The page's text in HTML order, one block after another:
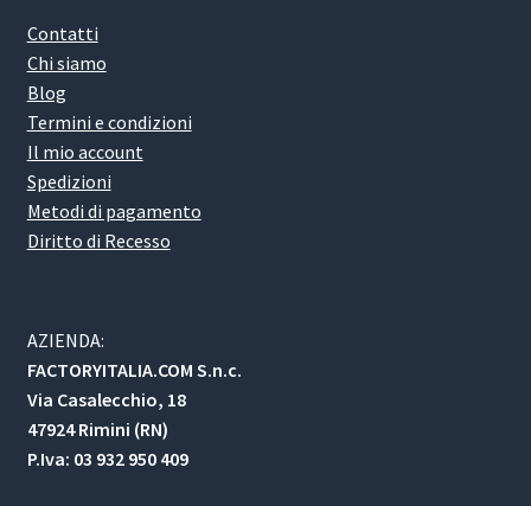
Contatti
Chi siamo
Blog
Termini e condizioni
Il mio account
Spedizioni
Metodi di pagamento
Diritto di Recesso
AZIENDA:
FACTORYITALIA.COM S.n.c.
Via Casalecchio, 18
47924 Rimini (RN)
P.Iva: 03 932 950 409